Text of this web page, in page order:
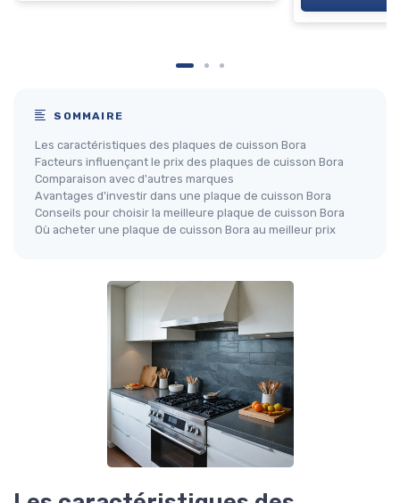
SOMMAIRE
Les caractéristiques des plaques de cuisson Bora
Facteurs influençant le prix des plaques de cuisson Bora
Comparaison avec d'autres marques
Avantages d'investir dans une plaque de cuisson Bora
Conseils pour choisir la meilleure plaque de cuisson Bora
Où acheter une plaque de cuisson Bora au meilleur prix